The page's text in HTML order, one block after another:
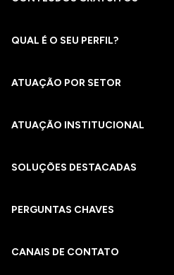
QUAL É O SEU PERFIL?
ATUAÇÃO POR SETOR
ATUAÇÃO INSTITUCIONAL
SOLUÇÕES DESTACADAS
PERGUNTAS CHAVES​
CANAIS DE CONTATO